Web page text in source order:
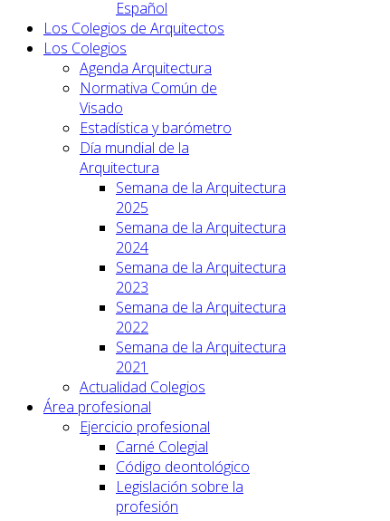
Español
Los Colegios de Arquitectos
Los Colegios
Agenda Arquitectura
Normativa Común de
Visado
Estadística y barómetro
Día mundial de la
Arquitectura
Semana de la Arquitectura
2025
Semana de la Arquitectura
2024
Semana de la Arquitectura
2023
Semana de la Arquitectura
2022
Semana de la Arquitectura
2021
Actualidad Colegios
Área profesional
Ejercicio profesional
Carné Colegial
Código deontológico
Legislación sobre la
profesión